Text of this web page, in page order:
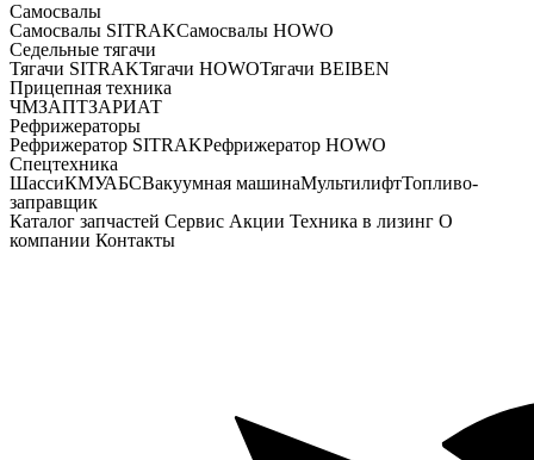
Самосвалы
Самосвалы SITRAKСамосвалы HOWO
Седельные тягачи
Тягачи SITRAKТягачи HOWOТягачи BEIBEN
Прицепная техника
ЧМЗАПТЗАРИАТ
Рефрижераторы
Рефрижератор SITRAKРефрижератор HOWO
Спецтехника
ШассиКМУАБСВакуумная машинаМультилифтТопливо-
заправщик
Каталог запчастей Сервис Акции Техника в лизинг О
компании Контакты